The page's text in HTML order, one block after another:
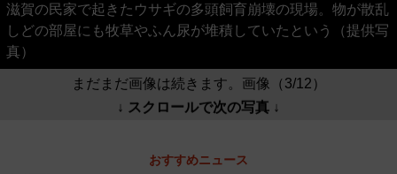
滋賀の民家で起きたウサギの多頭飼育崩壊の現場。物が散乱
しどの部屋にも牧草やふん尿が堆積していたという（提供写
真）
まだまだ画像は続きます。画像（3/12）
↓ スクロールで次の写真 ↓
おすすめニュース